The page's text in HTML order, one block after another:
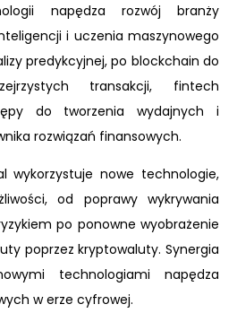
napędza rozwój branży
i uczenia maszynowego
predykcyjnej, po blockchain do
transakcji, fintech
do tworzenia wydajnych i
rozwiązań finansowych.
wykorzystuje nowe technologie,
od poprawy wykrywania
po ponowne wyobrażenie
poprzez kryptowaluty. Synergia
technologiami napędza
w erze cyfrowej.